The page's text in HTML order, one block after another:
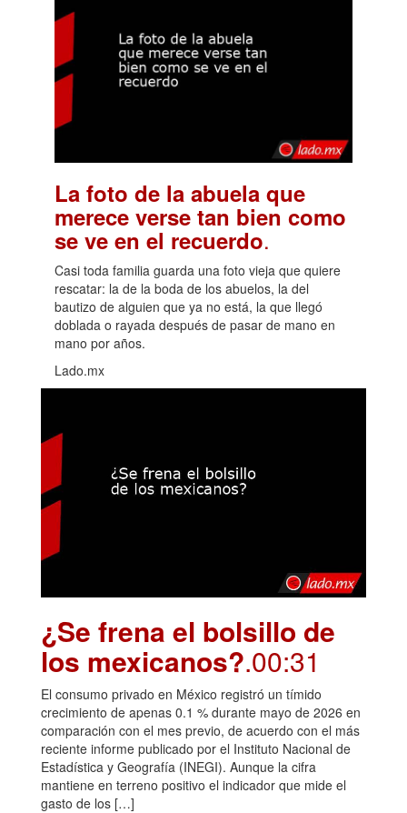
La foto de la abuela que
merece verse tan bien como
se ve en el recuerdo.
Casi toda familia guarda una foto vieja que quiere
rescatar: la de la boda de los abuelos, la del
bautizo de alguien que ya no está, la que llegó
doblada o rayada después de pasar de mano en
mano por años.
Lado.mx
¿Se frena el bolsillo de
los mexicanos?.00:31
El consumo privado en México registró un tímido
crecimiento de apenas 0.1 % durante mayo de 2026 en
comparación con el mes previo, de acuerdo con el más
reciente informe publicado por el Instituto Nacional de
Estadística y Geografía (INEGI). Aunque la cifra
mantiene en terreno positivo el indicador que mide el
gasto de los […]